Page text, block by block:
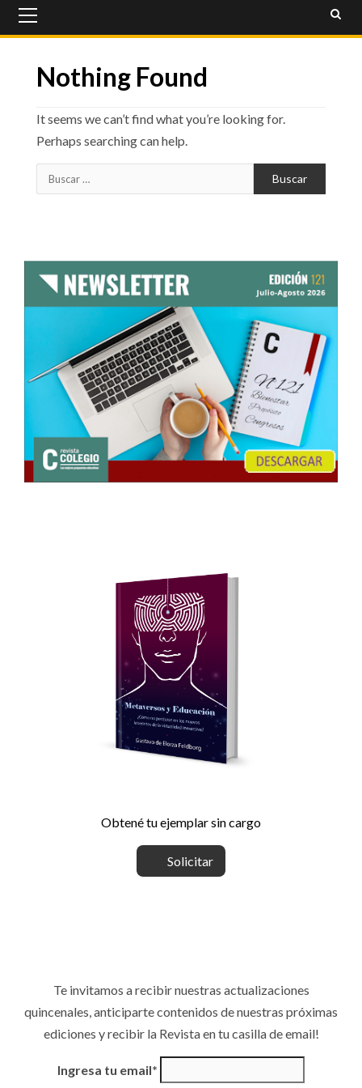
Menu
Nothing Found
It seems we can’t find what you’re looking for.
Perhaps searching can help.
Buscar:
Obtené tu ejemplar sin cargo
Solicitar
Te invitamos a recibir nuestras actualizaciones
quincenales, anticiparte contenidos de nuestras próximas
ediciones y recibir la Revista en tu casilla de email!
Ingresa tu email*